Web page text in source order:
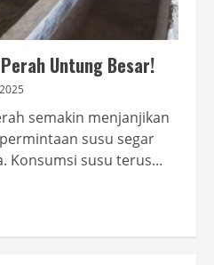
Untung Besar!
semakin menjanjikan
susu segar
Konsumsi susu terus...